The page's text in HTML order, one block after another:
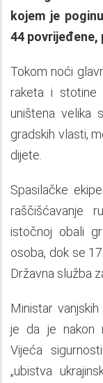
kojem je
44 povrijeđene,
Tokom noći
raketa i stotine
uništena velika
gradskih vlasti,
dijete.
Spasilačke
raščišćavanje
istočnoj obali
osoba, dok se
Državna služba
Ministar
je da je nakon
Vijeća
„ubistva